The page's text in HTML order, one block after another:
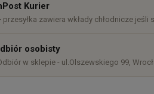
Kurier
przesyłka zawiera wkłady chłodnicze jeśli
osobisty
w sklepie - ul.Olszewskiego 99,